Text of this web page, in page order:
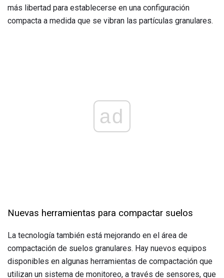
más libertad para establecerse en una configuración
compacta a medida que se vibran las partículas granulares.
ad
Nuevas herramientas para compactar suelos
La tecnología también está mejorando en el área de
compactación de suelos granulares. Hay nuevos equipos
disponibles en algunas herramientas de compactación que
utilizan un sistema de monitoreo, a través de sensores, que